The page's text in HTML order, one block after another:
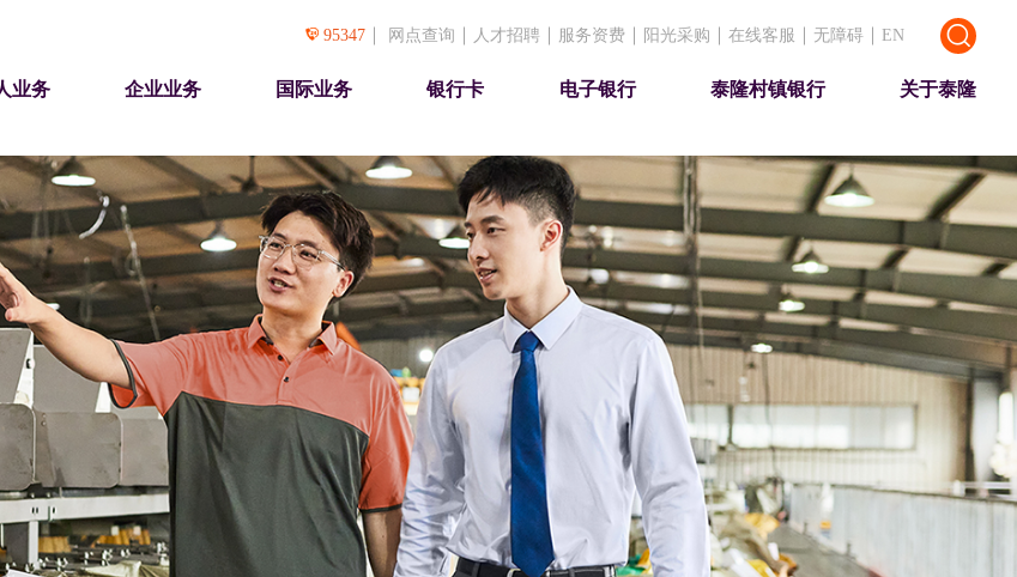
95347 网点查询 人才招聘 服务资费 阳光采购 在线客服 无障碍 EN
业务 企业业务 国际业务 银行卡 电子银行 泰隆村镇银行 关于泰隆